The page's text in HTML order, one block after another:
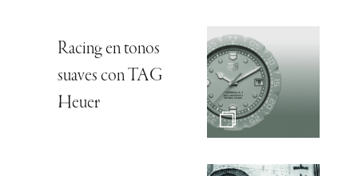
Racing en tonos
suaves con TAG
Heuer